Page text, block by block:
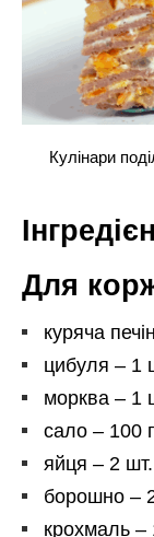
Кулінари
Для
куряча
цибуля – 1
морква – 1
сало – 100 г
яйця – 2 шт.
борошно –
крохмаль –